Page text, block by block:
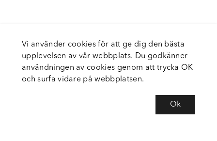
Vi använder cookies för att ge dig den bästa
upplevelsen av vår webbplats. Du godkänner
användningen av cookies genom att trycka OK
och surfa vidare på webbplatsen.
Ok